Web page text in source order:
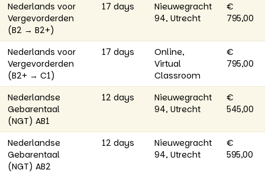
Nederlands voor
Vergevorderden
(B2 → B2+)
17 days
Nieuwegracht
94, Utrecht
€
795,00
Nederlands voor
Vergevorderden
(B2+ → C1)
17 days
Online,
Virtual
Classroom
€
795,00
Nederlandse
Gebarentaal
(NGT) AB1
12 days
Nieuwegracht
94, Utrecht
€
545,00
Nederlandse
Gebarentaal
(NGT) AB2
12 days
Nieuwegracht
94, Utrecht
€
595,00